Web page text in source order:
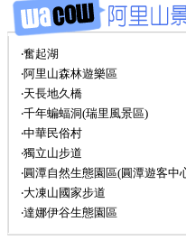
‧奮起湖
‧阿里山森林遊樂區
‧天長地久橋
‧千年蝙蝠洞(瑞里風景區)
‧中華民俗村
‧獨立山步道
‧圓潭自然生態園區(圓潭遊客中
‧大凍山國家步道
‧達娜伊谷生態園區